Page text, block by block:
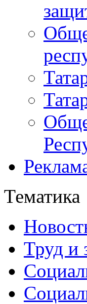
Тематика
Труд и